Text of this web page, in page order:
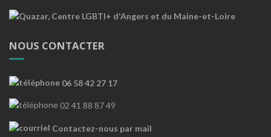
NOUS CONTACTER
06 58 42 27 17
02 41 88 87 49
Contactez-nous par mail